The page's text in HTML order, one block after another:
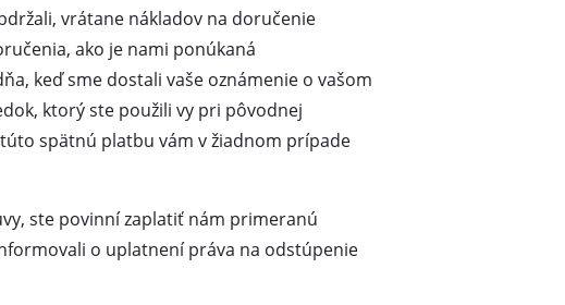
vrátane nákladov na doručenie
ako je nami ponúkaná
keď sme dostali vaše oznámenie o vašom
ktorý ste použili vy pri pôvodnej
spätnú platbu vám v žiadnom prípade
ste povinní zaplatiť nám primeranú
o uplatnení práva na odstúpenie